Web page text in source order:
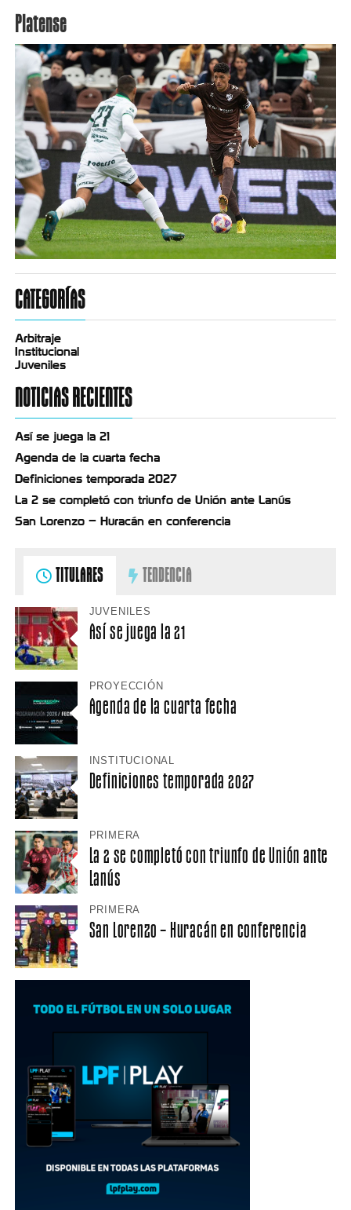
Platense
CATEGORÍAS
Arbitraje
Institucional
Juveniles
NOTICIAS RECIENTES
Así se juega la 21
Agenda de la cuarta fecha
Definiciones temporada 2027
La 2 se completó con triunfo de Unión ante Lanús
San Lorenzo – Huracán en conferencia
TITULARES TENDENCIA
JUVENILES
Así se juega la 21
PROYECCIÓN
Agenda de la cuarta fecha
INSTITUCIONAL
Definiciones temporada 2027
PRIMERA
La 2 se completó con triunfo de Unión ante
Lanús
PRIMERA
San Lorenzo – Huracán en conferencia